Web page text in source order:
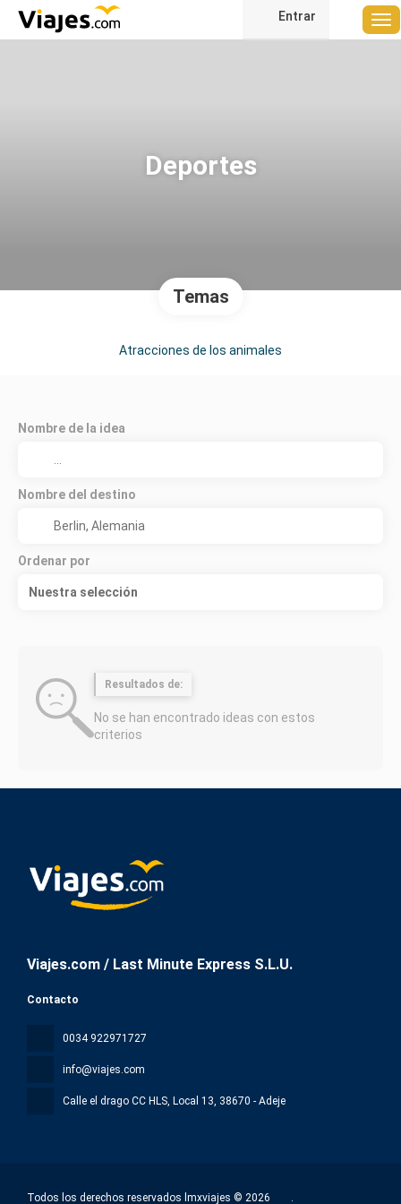
Entrar
Deportes
Temas
Atracciones de los animales
Nombre de la idea
Nombre del destino
Ordenar por
Nuestra selección
Resultados de:
No se han encontrado ideas con estos
criterios
Viajes.com / Last Minute Express S.L.U.
Contacto
0034 922971727
info@viajes.com
Calle el drago CC HLS, Local 13, 38670 - Adeje
Todos los derechos reservados lmxviajes © 2026 .